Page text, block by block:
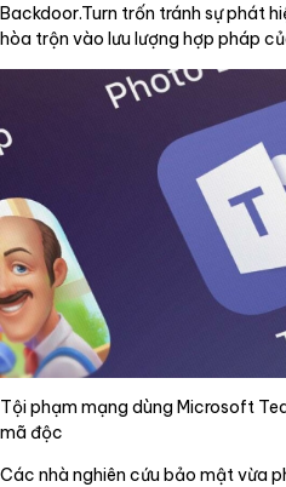
Backdoor.Turn trốn tránh sự phát
hòa trộn vào lưu lượng hợp pháp
Tội phạm mạng dùng Microsoft
mã độc
Các nhà nghiên cứu bảo mật vừa